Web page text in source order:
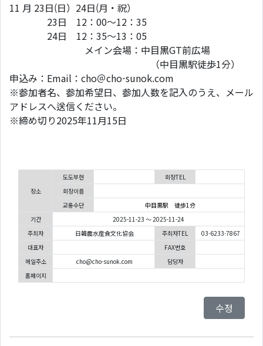
11 月 23日(日）24日(月・祝）
23日 12：00～12：35
24日 12：35～13：05
メイン会場：中目黒GT前広場
（中目黒駅徒歩1分）
申込み：Email：cho＠cho-sunok.com
※参加者名、参加希望日、参加人数を記入のうえ、メール
アドレスへ送信ください。
※締め切り2025年11月15日
장소
도도부현
회장TEL
회장이름
교통수단
中目黒駅 徒歩1分
기간
2025-11-23 ～ 2025-11-24
주최자
日韓農水産食文化協会 주최자TEL
03-6233-7867
대표자
FAX번호
메일주소
cho@cho-sunok.com
담당자
홈페이지
수정